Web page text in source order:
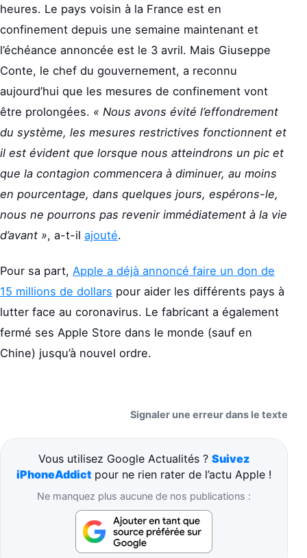
heures. Le pays voisin à la France est en
confinement depuis une semaine maintenant et
l’échéance annoncée est le 3 avril. Mais Giuseppe
Conte, le chef du gouvernement, a reconnu
aujourd’hui que les mesures de confinement vont
être prolongées. « Nous avons évité l’effondrement
du système, les mesures restrictives fonctionnent et
il est évident que lorsque nous atteindrons un pic et
que la contagion commencera à diminuer, au moins
en pourcentage, dans quelques jours, espérons-le,
nous ne pourrons pas revenir immédiatement à la vie
d’avant », a-t-il ajouté.
Pour sa part, Apple a déjà annoncé faire un don de
15 millions de dollars pour aider les différents pays à
lutter face au coronavirus. Le fabricant a également
fermé ses Apple Store dans le monde (sauf en
Chine) jusqu’à nouvel ordre.
Signaler une erreur dans le texte
Vous utilisez Google Actualités ? Suivez
iPhoneAddict pour ne rien rater de l’actu Apple !
Ne manquez plus aucune de nos publications :